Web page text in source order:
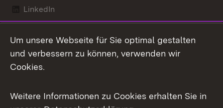
LinkedIn
X / Twitter
Youtube
Um unsere Webseite für Sie optimal gestalten
und verbessern zu können, verwenden wir
Cookies.
Weitere Informationen zu Cookies erhalten Sie in